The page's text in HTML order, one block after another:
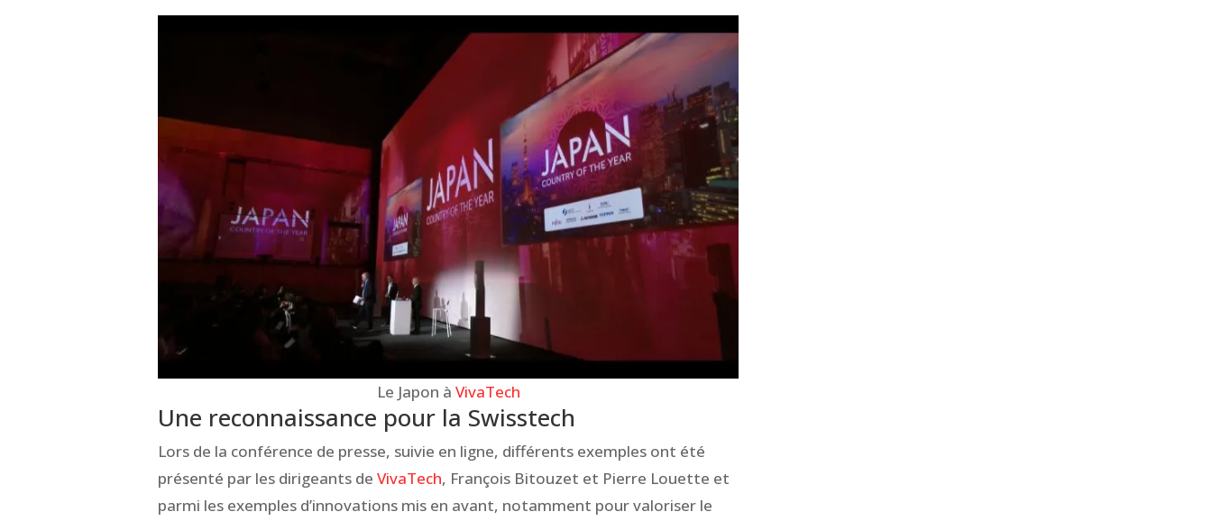
Le Japon à VivaTech
Une reconnaissance pour la Swisstech
Lors de la conférence de presse, suivie en ligne, différents exemples ont été
présenté par les dirigeants de VivaTech, François Bitouzet et Pierre Louette et
parmi les exemples d’innovations mis en avant, notamment pour valoriser le